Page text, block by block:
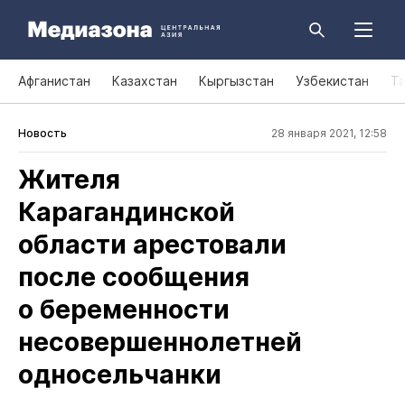
Афганистан Казахстан Кыргызстан Узбекистан
Новость 28 января 2021, 12:58
Жителя
Карагандинской
области арестовали
после сообщения
о беременности
несовершеннолетней
односельчанки